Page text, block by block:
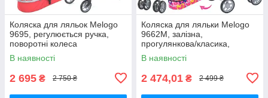
Коляска для ляльок Melogo
9695, регулюється ручка,
поворотні колеса
В наявності
2 695 ₴ 2 750 ₴
Коляска для ляльки Melogo
9662M, залізна,
прогулянкова/класика,
подвійні колеса, поворотні,
кошик
В наявності
2 474,01 ₴ 2 499 ₴